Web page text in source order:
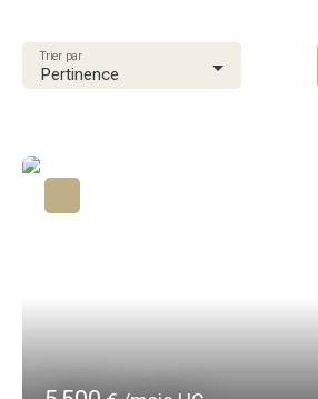
Schoelcher (97233)
Localisation
Surface min (m²)
Pertinence
Trier par